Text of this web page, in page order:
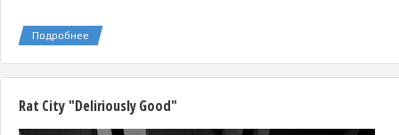
Подробнее
Rat City ''Deliriously Good''